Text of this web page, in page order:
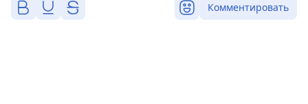
Комментировать